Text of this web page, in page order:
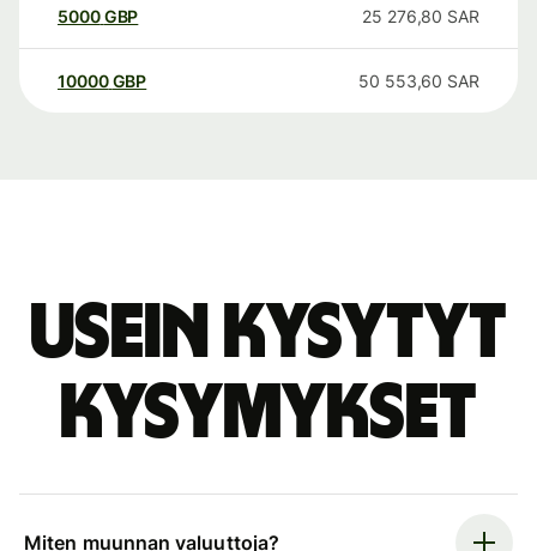
5000GBP 25 276,80 SAR
10000 GBP 50 553,60 SAR
Usein kysytyt
kysymykset
Miten muunnan valuuttoja?